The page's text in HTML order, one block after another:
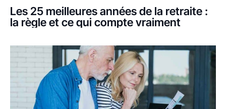
Les 25 meilleures années de la retraite :
la règle et ce qui compte vraiment